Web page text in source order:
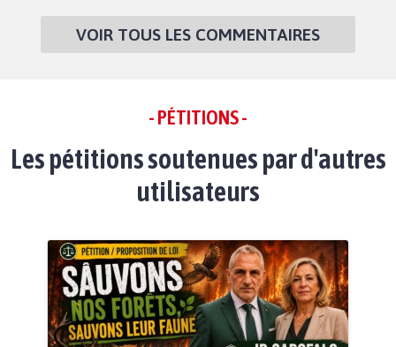
VOIR TOUS LES COMMENTAIRES
- PÉTITIONS -
Les pétitions soutenues par d'autres
utilisateurs